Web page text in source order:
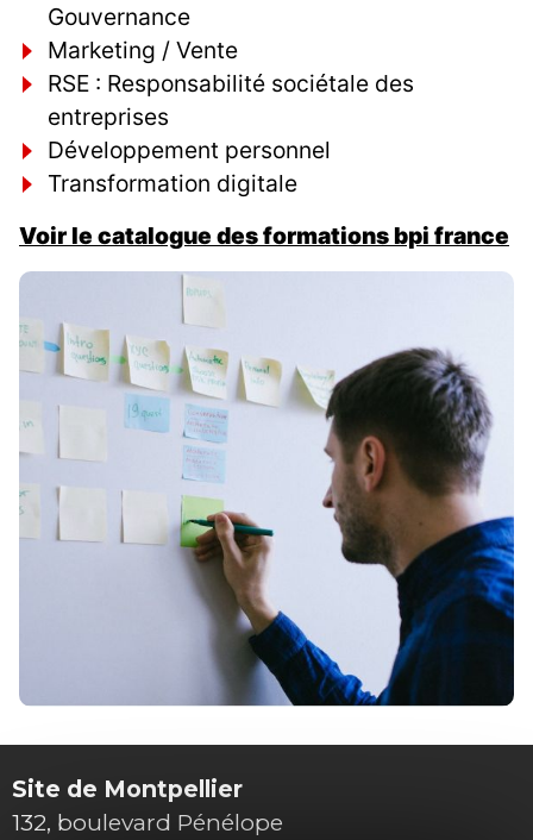
Gouvernance
Marketing / Vente
RSE : Responsabilité sociétale des
entreprises
Développement personnel
Transformation digitale
Voir le catalogue des formations bpi france
Site de Montpellier
132, boulevard Pénélope